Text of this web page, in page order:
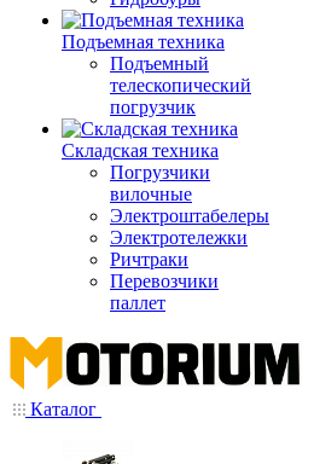
Подъемная техника
Подъемный
телескопический
погрузчик
Складская техника
Погрузчики
вилочные
Электроштабелеры
Электротележки
Ричтраки
Перевозчики
паллет
Каталог